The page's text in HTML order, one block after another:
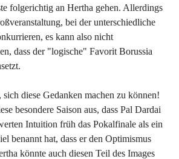
folgerichtig an Hertha gehen. Allerdings
bei der unterschiedliche
es kann also nicht
dass der "logische" Favorit Borussia
diese Gedanken machen zu können!
besondere Saison aus, dass Pal Dardai
Intuition früh das Pokalfinale als ein
benannt hat, dass er den Optimismus
könnte auch diesen Teil des Images